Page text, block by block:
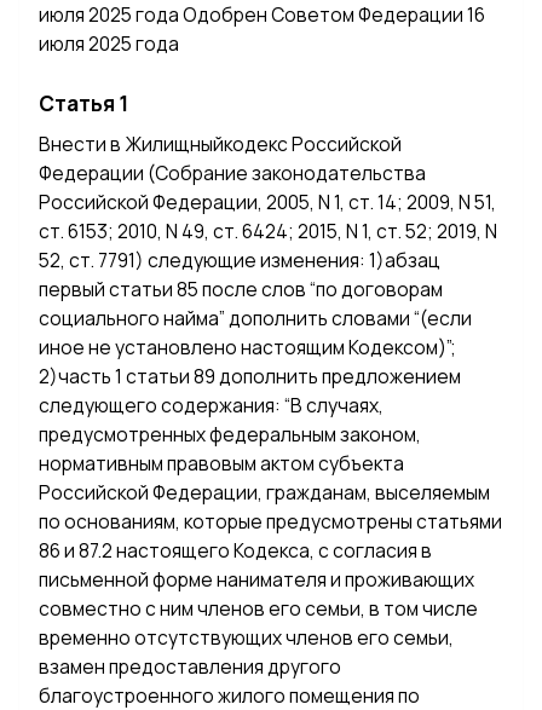
июля 2025 года Одобрен Советом Федерации 16
июля 2025 года
Статья 1
Внести в Жилищныйкодекс Российской
Федерации (Собрание законодательства
Российской Федерации, 2005, N 1, ст. 14; 2009, N 51,
ст. 6153; 2010, N 49, ст. 6424; 2015, N 1, ст. 52; 2019, N
52, ст. 7791) следующие изменения: 1)абзац
первый статьи 85 после слов “по договорам
социального найма” дополнить словами “(если
иное не установлено настоящим Кодексом)”;
2)часть 1 статьи 89 дополнить предложением
следующего содержания: “В случаях,
предусмотренных федеральным законом,
нормативным правовым актом субъекта
Российской Федерации, гражданам, выселяемым
по основаниям, которые предусмотрены статьями
86 и 87.2 настоящего Кодекса, с согласия в
письменной форме нанимателя и проживающих
совместно с ним членов его семьи, в том числе
временно отсутствующих членов его семьи,
взамен предоставления другого
благоустроенного жилого помещения по